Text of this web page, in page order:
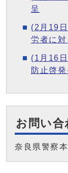
呈
(2月19
労者に
(1月16
防止啓
お問い合
奈良県警察